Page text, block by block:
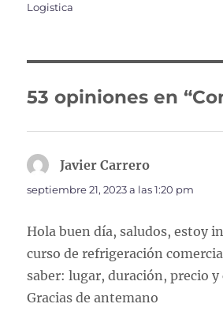
Logistica
53 opiniones en
Javier Carrero
septiembre 21, 2023 a las 1:20 pm
Hola buen día, saludos, estoy
curso de refrigeración
saber: lugar, duración, precio
Gracias de antemano